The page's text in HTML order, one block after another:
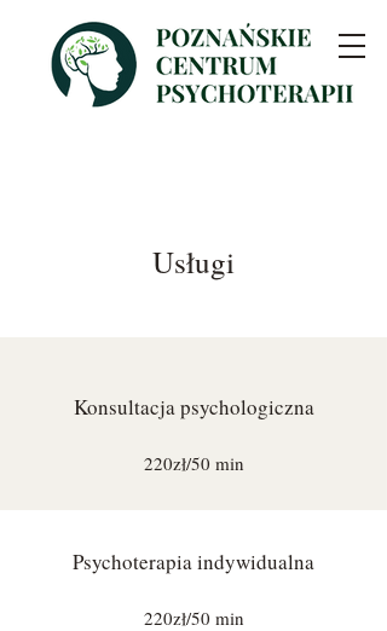
Usługi
Konsultacja psychologiczna
220zł/50 min
Psychoterapia indywidualna
220zł/50 min